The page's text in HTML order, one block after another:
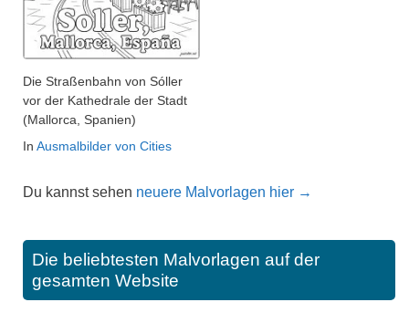
Die Straßenbahn von Sóller
vor der Kathedrale der Stadt
(Mallorca, Spanien)
In Ausmalbilder von Cities
Du kannst sehen neuere Malvorlagen hier →
Die beliebtesten Malvorlagen auf der
gesamten Website